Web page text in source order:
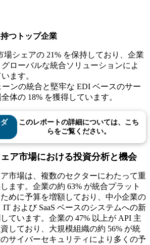
つトップ企業
場シェアの 21% を保持しており、企業
ローバルな統合ソリューションによ
ます。
ンの統合と堅牢な EDI ベースのサー
体の 18% を獲得しています。
このレポートの詳細については、こち
らをご覧ください。
ア市場における投資分析と機会
市場は、複数のセクターにわたって重
ます。企業の約 63% が統合プラット
めに予算を増額しており、中小企業の
IT および SaaS ベースのシステムへの新
ています。企業の 47% 以上が API 主
しており、大規模組織の約 56% が統
サイバーセキュリティにより多くの予